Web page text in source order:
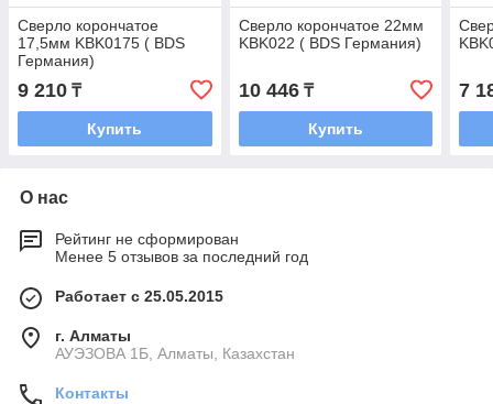
Сверло корончатое
17,5мм KBK0175 ( BDS
Германия)
9 210 ₸
Купить
Сверло корончатое 22мм
KBK022 ( BDS Германия)
10 446₸
Купить
7
О нас
Рейтинг не сформирован
Менее 5 отзывов за последний год
Работает с 25.05.2015
г. Алматы
АУЭЗОВА 1Б, Алматы, Казахстан
Контакты